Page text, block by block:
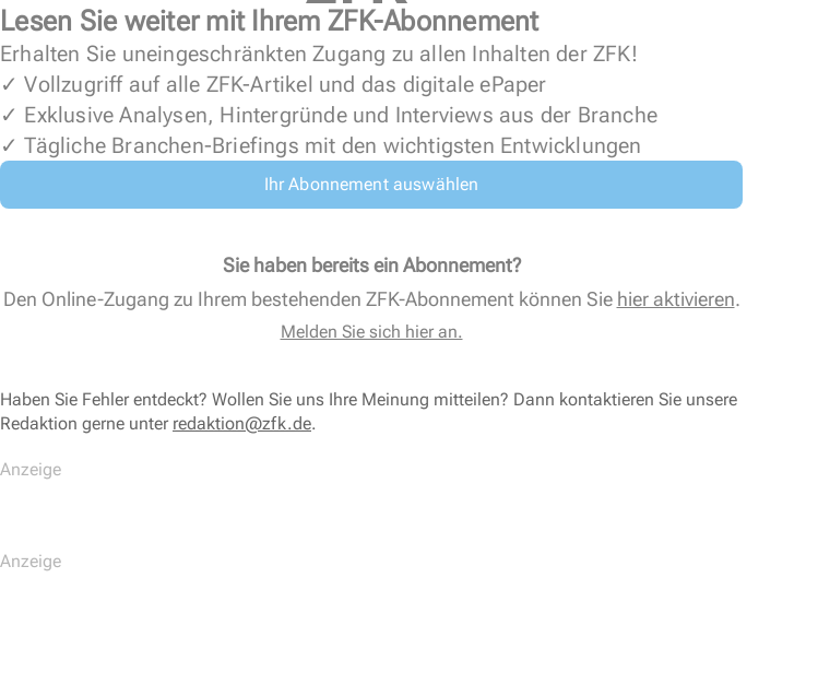
Lesen Sie weiter mit Ihrem ZFK-Abonnement
Erhalten Sie uneingeschränkten Zugang zu allen Inhalten der ZFK!
✓ Vollzugriff auf alle ZFK-Artikel und das digitale ePaper
✓ Exklusive Analysen, Hintergründe und Interviews aus der Branche
✓ Tägliche Branchen-Briefings mit den wichtigsten Entwicklungen
Ihr Abonnement auswählen
Sie haben bereits ein Abonnement?
Den Online-Zugang zu Ihrem bestehenden ZFK-Abonnement können Sie hier aktivieren.
Melden Sie sich hier an.
Haben Sie Fehler entdeckt? Wollen Sie uns Ihre Meinung mitteilen? Dann kontaktieren Sie unsere
Redaktion gerne unter redaktion@zfk.de.